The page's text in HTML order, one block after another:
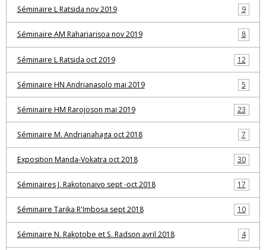
Séminaire L Ratsida nov 2019 9
Séminaire AM Rahariarisoa nov 2019 8
Séminaire L Ratsida oct 2019 12
Séminaire HN Andrianasolo mai 2019 5
Séminaire HM Rarojoson mai 2019 23
Séminaire M. Andrianahaga oct 2018 7
Exposition Manda-Vokatra oct 2018 30
Séminaires J. Rakotonaivo sept -oct 2018 17
Séminaire Tarika R'Imbosa sept 2018 10
Séminaire N. Rakotobe et S. Radson avril 2018 4